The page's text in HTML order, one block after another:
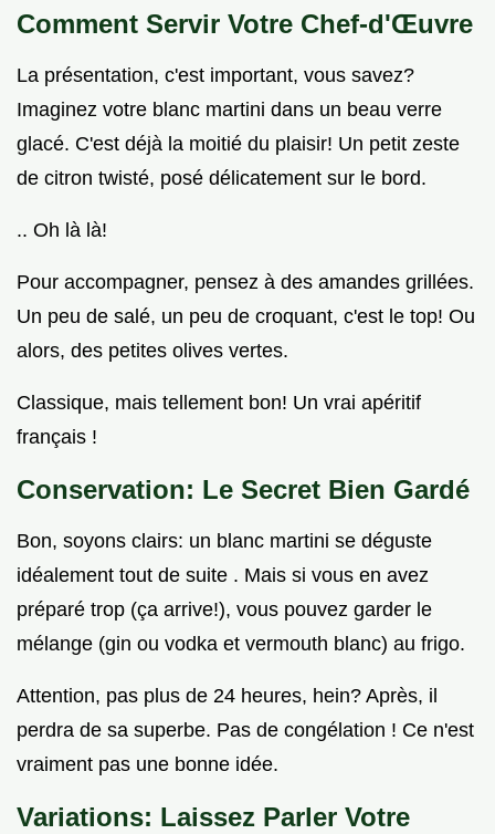
Comment Servir Votre Chef-d'Œuvre
La présentation, c'est important, vous savez?
Imaginez votre blanc martini dans un beau verre
glacé. C'est déjà la moitié du plaisir! Un petit zeste
de citron twisté, posé délicatement sur le bord.
.. Oh là là!
Pour accompagner, pensez à des amandes grillées.
Un peu de salé, un peu de croquant, c'est le top! Ou
alors, des petites olives vertes.
Classique, mais tellement bon! Un vrai apéritif
français !
Conservation: Le Secret Bien Gardé
Bon, soyons clairs: un blanc martini se déguste
idéalement tout de suite . Mais si vous en avez
préparé trop (ça arrive!), vous pouvez garder le
mélange (gin ou vodka et vermouth blanc) au frigo.
Attention, pas plus de 24 heures, hein? Après, il
perdra de sa superbe. Pas de congélation ! Ce n'est
vraiment pas une bonne idée.
Variations: Laissez Parler Votre